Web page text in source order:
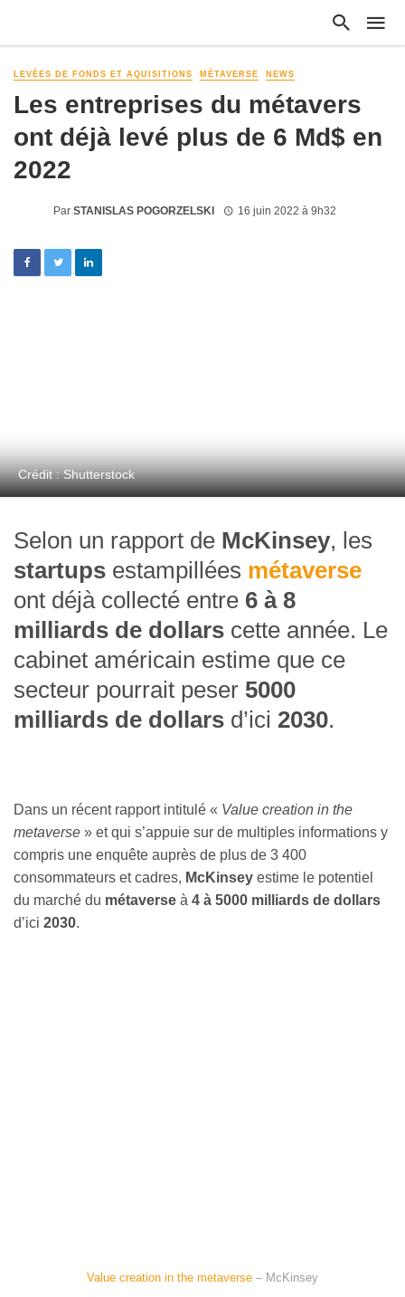
LEVÉES DE FONDS ET AQUISITIONS MÉTAVERSE NEWS
Les entreprises du métavers
ont déjà levé plus de 6 Md$ en
2022
Par STANISLAS POGORZELSKI 16 juin 2022 à 9h32
Crédit : Shutterstock
Selon un rapport de McKinsey, les
startups estampillées métaverse
ont déjà collecté entre 6 à 8
milliards de dollars cette année. Le
cabinet américain estime que ce
secteur pourrait peser 5000
milliards de dollars d’ici 2030.
Dans un récent rapport intitulé « Value creation in the
metaverse » et qui s’appuie sur de multiples informations y
compris une enquête auprès de plus de 3 400
consommateurs et cadres, McKinsey estime le potentiel
du marché du métaverse à 4 à 5000 milliards de dollars
d’ici 2030.
Value creation in the metaverse – McKinsey